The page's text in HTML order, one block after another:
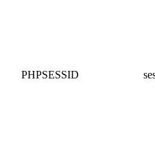
PHPSESSID